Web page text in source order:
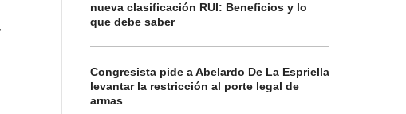
nueva clasificación RUI: Beneficios y lo
que debe saber
Congresista pide a Abelardo De La Espriella
levantar la restricción al porte legal de
armas